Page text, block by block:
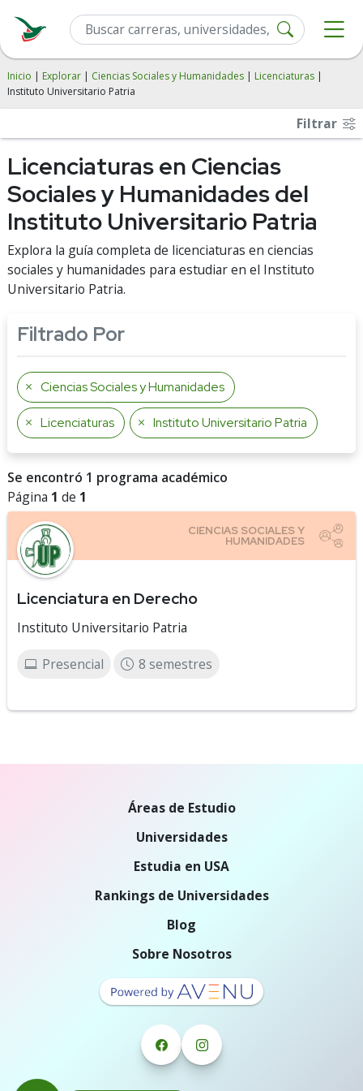
Inicio | Explorar | Ciencias Sociales y Humanidades | Licenciaturas |
Instituto Universitario Patria
Filtrar
Licenciaturas en Ciencias
Sociales y Humanidades del
Instituto Universitario Patria
Explora la guía completa de licenciaturas en ciencias
sociales y humanidades para estudiar en el Instituto
Universitario Patria.
Filtrado Por
Ciencias Sociales y Humanidades
Licenciaturas Instituto Universitario Patria
Se encontró 1 programa académico
Página 1 de 1
Licenciatura en Derecho
Instituto Universitario Patria
Presencial 8 semestres
Áreas de Estudio
Universidades
Estudia en USA
Rankings de Universidades
Blog
Sobre Nosotros